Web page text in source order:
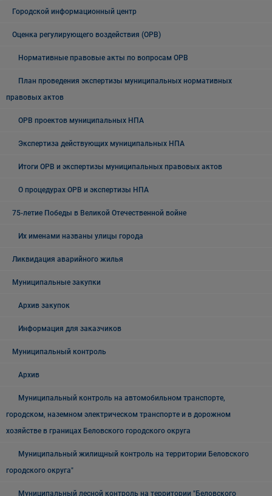
Городской информационный центр
Оценка регулирующего воздействия (ОРВ)
Нормативные правовые акты по вопросам ОРВ
План проведения экспертизы муниципальных нормативных
правовых актов
ОРВ проектов муниципальных НПА
Экспертиза действующих муниципальных НПА
Итоги ОРВ и экспертизы муниципальных правовых актов
О процедурах ОРВ и экспертизы НПА
75-летие Победы в Великой Отечественной войне
Их именами названы улицы города
Ликвидация аварийного жилья
Муниципальные закупки
Архив закупок
Информация для заказчиков
Муниципальный контроль
Архив
Муниципальный контроль на автомобильном транспорте,
городском, наземном электрическом транспорте и в дорожном
хозяйстве в границах Беловского городского округа
Муниципальный жилищный контроль на территории Беловского
городского округа"
Муниципальный лесной контроль на территории "Беловского